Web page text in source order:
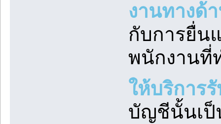
งานทางด้
กับการยื่น
พนักงานที่
ให้บริการ
บัญชีนั้นเป็